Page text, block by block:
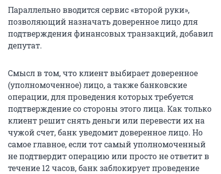
Параллельно вводится сервис «второй руки»,
позволяющий назначать доверенное лицо для
подтверждения финансовых транзакций, добавил
депутат.
Смыслв том, чтоклиент выбирает доверенное
(уполномоченное) лицо, а также банковские
операции, для проведения которых требуется
подтверждение со стороны этого лица. Как только
клиент решит снять деньги или перевести их на
чужой счет, банк уведомит доверенное лицо. Но
самое главное, если тот самый уполномоченный
не подтвердит операцию или просто не ответит в
течение 12 часов, банк заблокирует проведение